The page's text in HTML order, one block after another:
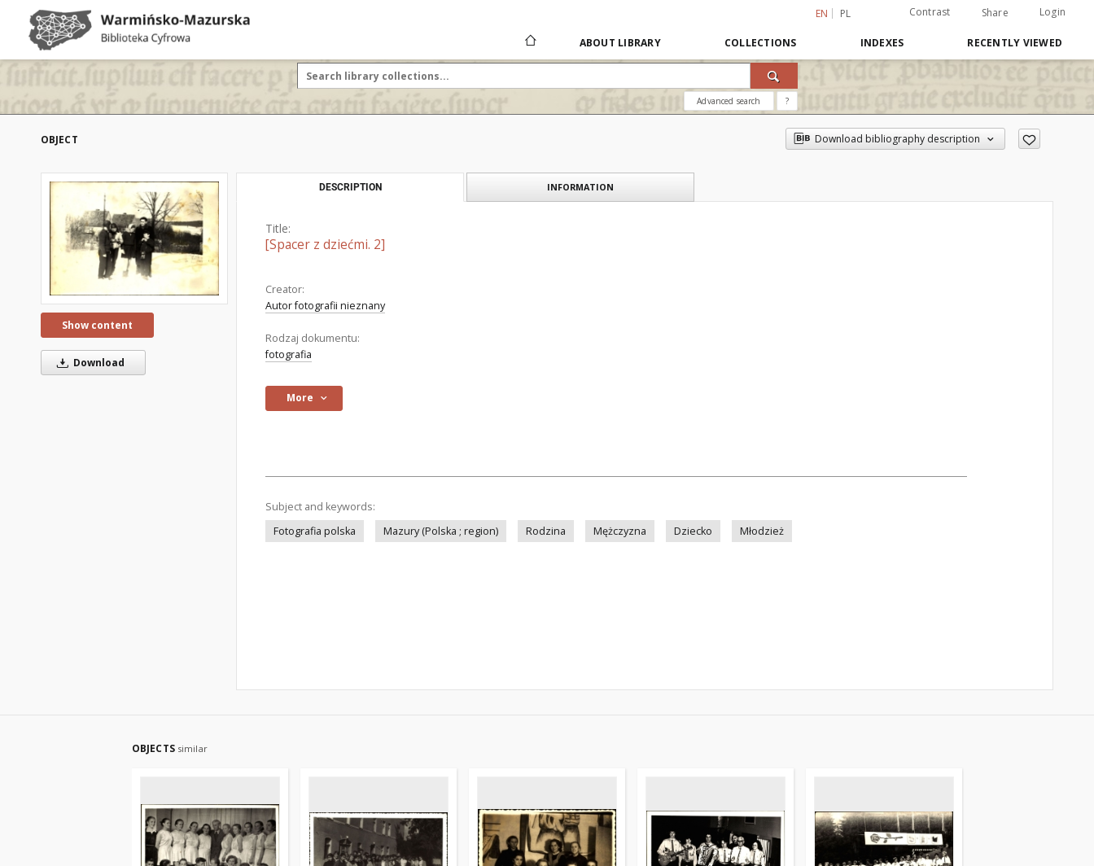
EN PL Contrast Share Login
ABOUT LIBRARY COLLECTIONS INDEXES RECENTLY VIEWED
Advanced search ?
OBJECT Download bibliography description
Show content
Download
DESCRIPTION INFORMATION
Title:
[Spacer z dziećmi. 2]
Creator:
Autor fotografii nieznany
Rodzaj dokumentu:
fotografia
More
Subject and keywords:
Fotografia polska
Mazury (Polska ; region) Rodzina Mężczyzna Dziecko Młodzież
OBJECTS similar